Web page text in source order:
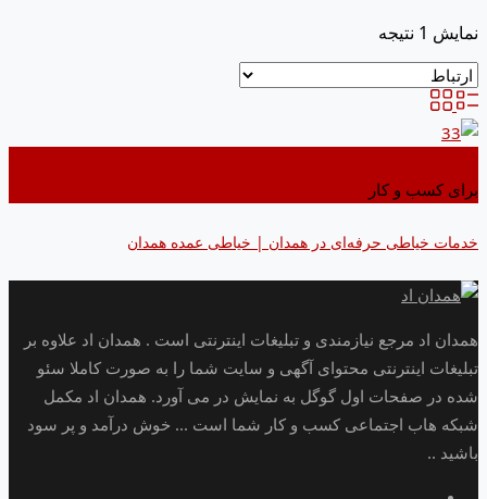
نمایش 1 نتیجه
برای کسب و کار
خدمات خیاطی حرفه‌ای در همدان | خیاطی عمده همدان
همدان اد مرجع نیازمندی و تبلیغات اینترنتی است . همدان اد علاوه بر
تبلیغات اینترنتی محتوای آگهی و سایت شما را به صورت کاملا سئو
شده در صفحات اول گوگل به نمایش در می آورد. همدان اد مکمل
شبکه هاب اجتماعی کسب و کار شما است ... خوش درآمد و پر سود
باشید ..